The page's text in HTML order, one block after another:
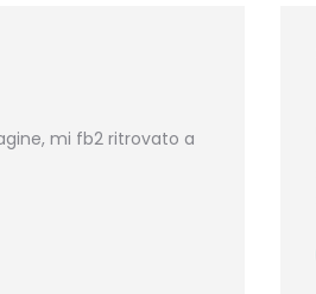
mi fb2 ritrovato a